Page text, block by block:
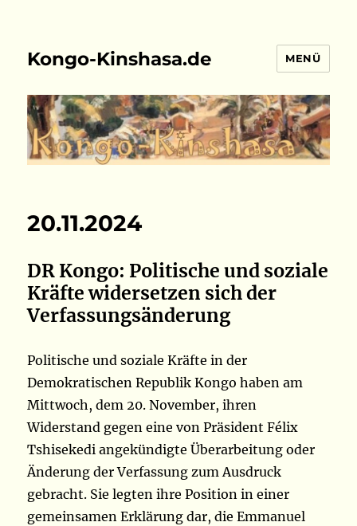
Kongo-Kinshasa.de MENÜ
20.11.2024
DR Kongo: Politische und soziale
Kräfte widersetzen sich der
Verfassungsänderung
Politische und soziale Kräfte in der
Demokratischen Republik Kongo haben am
Mittwoch, dem 20. November, ihren
Widerstand gegen eine von Präsident Félix
Tshisekedi angekündigte Überarbeitung oder
Änderung der Verfassung zum Ausdruck
gebracht. Sie legten ihre Position in einer
gemeinsamen Erklärung dar, die Emmanuel